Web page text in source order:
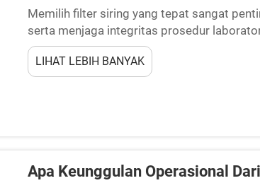
Memilih filter siring yang tepat sangat
serta menjaga integritas prosedur
kritis dalam persiapan sampel,
LIHAT LEBIH BANYAK
Apa Keunggulan Operasional